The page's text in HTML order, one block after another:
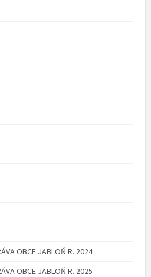
OBCE JABLOŇ R. 2024
OBCE JABLOŇ R. 2025